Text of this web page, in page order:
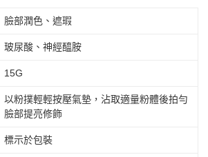
臉部潤色、遮瑕
玻尿酸、神經醯胺
15G
以粉撲輕輕按壓氣墊，沾取適量粉體後拍勻
臉部提亮修飾
標示於包裝